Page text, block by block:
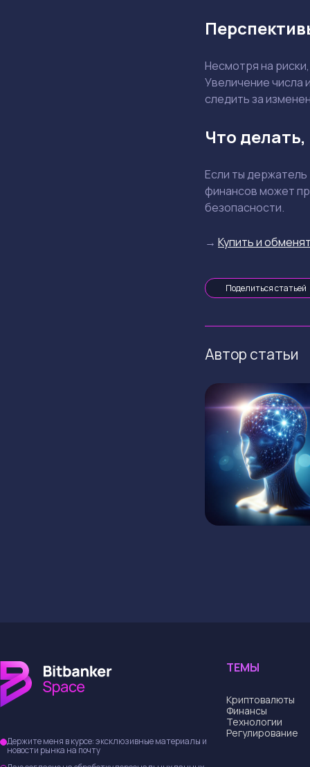
Несмотря на
Увеличение числа
следить за
Что
Если ты держатель
финансов может
безопасности.
→ Купить и
Поделиться статьей
Автор статьи
Держите меня в курсе: эксклюзивные материалы и
новости рынка на почту
ТЕМЫ
Криптовалюты
Финансы
Технологии
Регулирование